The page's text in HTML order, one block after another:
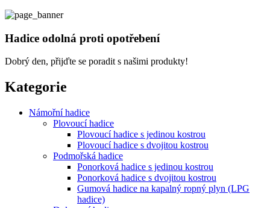
Hadice odolná proti opotřebení
Dobrý den, přijďte se poradit s našimi produkty!
Kategorie
Námořní hadice
Plovoucí hadice
Plovoucí hadice s jedinou kostrou
Plovoucí hadice s dvojitou kostrou
Podmořská hadice
Ponorková hadice s jedinou kostrou
Ponorková hadice s dvojitou kostrou
Gumová hadice na kapalný ropný plyn (LPG
hadice)